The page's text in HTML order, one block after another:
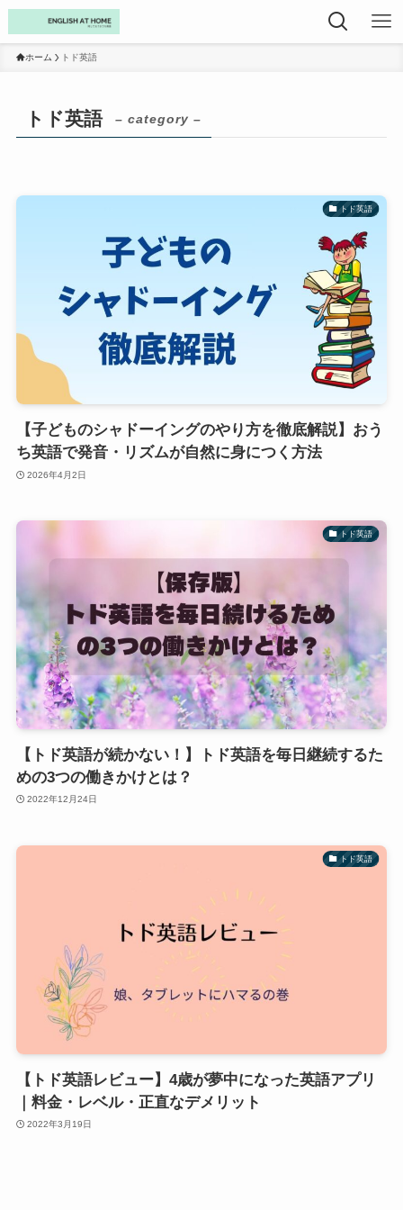
ホーム トド英語
トド英語 – category –
トド英語
【子どものシャドーイングのやり方を徹底解説】おう
ち英語で発音・リズムが自然に身につく方法
2026年4月2日
トド英語
【トド英語が続かない！】トド英語を毎日継続するた
めの3つの働きかけとは？
2022年12月24日
トド英語
【トド英語レビュー】4歳が夢中になった英語アプリ
｜料金・レベル・正直なデメリット
2022年3月19日